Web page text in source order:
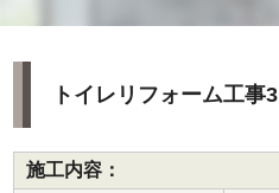
トイレリフォーム工事3
施工内容：